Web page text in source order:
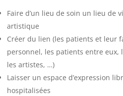
Faire d’un lieu de soin un lieu de
artistique
Créer du lien (les patients et leur
personnel, les patients entre
les artistes, …)
Laisser un espace d’expression
hospitalisées